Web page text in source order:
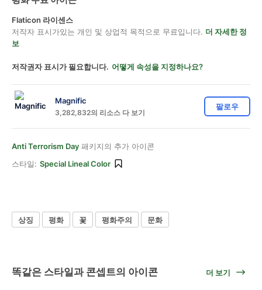
Flaticon 라이센스
저작자 표시가있는 개인 및 상업적 목적으로 무료입니다. 더 자세한 정
보
저작권자 표시가 필요합니다. 어떻게 속성을 지정하나요?
Magnific
3,282,832의 리소스 다 보기
팔로우
Anti Terrorism Day 패키지의 추가 아이콘
스타일: Special Lineal Color
상징 평화 꽃 평화주의 문화
똑같은 스타일과 콘셉트의 아이콘 더 보기